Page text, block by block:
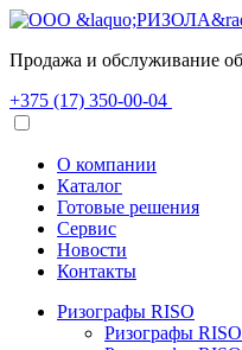
Продажа и обслуживание
+375 (17) 350-00-04
O компании
Каталог
Готовые решения
Сервис
Новости
Контакты
Ризографы RISO
Ризографы